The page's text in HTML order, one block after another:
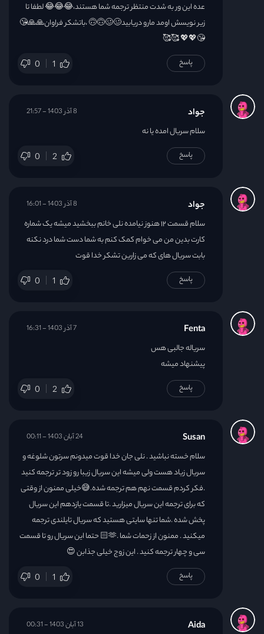
عده این ور به شدت منتظر ترجمه شما هستند،😂😂😂 لطفا تا
زیر نویسش اومد مارو دریابید🥴🥴🙃🙃 ،باتشکر فراوان🙏🙏😘
😘💖💖 🥰🥰
0 1 پاسخ
جواد
سلام سریال امده یا نه
0 2
8 آذر 1403 - 21:57
پاسخ
جواد
سلام قسمت ۱۲ هنوز نیامده نلی خانم ببخشید میشه یک شماره
کارت بدین من می خوام کمک کنم به شما دست شما درد نکنه
بابت سریال های که می زارین تشکر خدا قوت
0 1
8 آذر 1403 - 16:01
پاسخ
Fenta
سریاله جالبی هس
پیشنهاد میشه
0 2
7 آذر 1403 - 16:31
پاسخ
Susan
سلام خسته نباشید . نلی جان خدا قوت میدونم سرتون شلوغه و
سریال زیاد هست ولی میشه این سریال زیبا رو زود تر ترجمه کنید
.فکر کردم قسمت نهم هم ترجمه شده.😅خیلی ممنون از وقتی
که برای ترجمه این سریال میزارید .تا قسمت یازدهم این سریال
پخش شده .شما تنها سایتی هستید که سریال تایلندی ترجمه
میکنید . ممنون از زحمات شما .🫶🏻 حتما این سریال رو تا قسمت
سی و چهار ترجمه کنید . این زوج خیلی جذابن 😍
0 1
24 آبان 1403 - 00:11
پاسخ
Aida 13 آبان 1403 - 00:31